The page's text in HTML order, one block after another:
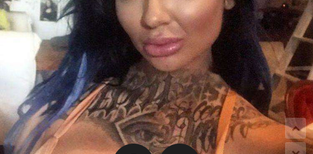
oder finanzielle Angaben zu machen? Beenden Sie dann unverzüglich
die Kommunikation mit dieser Person. Bedenken Sie, dass Menschen in
der Lage sind, sich solche Angaben auf listige Weise von Ihnen zu
erschleichen. Kommunizieren Sie daher über diese Website immer
aufmerksam und vorsichtig.
behält sich das Recht vor, selbst Profile auf dieser Website zu
erstellen und darüber Nachrichten an Sie als Nutzer zu senden. Mit Ihrer Nutzung
dieser Website verstehen und akzeptieren Sie, dass einige der Profile auf dieser
Website fingiert sind. Diese fingierten Profile dienen lediglich dem Austausch von
Nachrichten; physische Vereinbarungen mit Personen hinter fingierten Profilen sind
folglich nicht möglich.
Verhindern Sie, dass Ihre minderjährigen Kinder mit erotischen oder für Minderjährige
anderweitig ungeeigneten Netzinhalten in Berührung kommen. Dafür einige Tips:
Installieren Sie ein Jugendschutzprogramm auf Ihrem Gerät. Beispielsweise
CyberPatrol
oder Safety Surf
. Diese Programme blockieren den Zugang zu